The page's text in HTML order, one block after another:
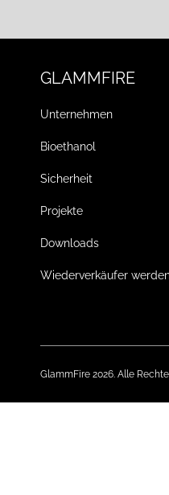
GLAMMFIRE
Unternehmen
Bioethanol
Sicherheit
Projekte
Downloads
Wiederverkäufer
GlammFire 2026. Alle